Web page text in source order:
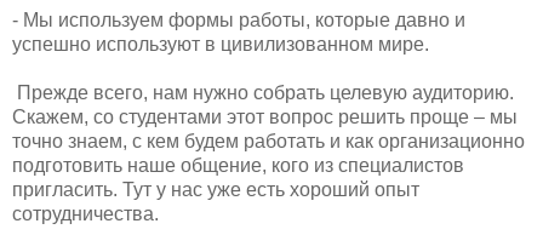
​- Мы используем формы работы, которые давно и
успешно используют в цивилизованном мире.
​ Прежде всего, нам нужно собрать целевую аудиторию.
Скажем, со студентами этот вопрос решить проще – мы
точно знаем, с кем будем работать и как организационно
подготовить наше общение, кого из специалистов
пригласить. Тут у нас уже есть хороший опыт
сотрудничества.